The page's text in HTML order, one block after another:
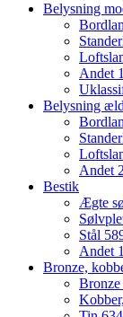
Belysning
Andet
Belysning
Andet
Bestik
Ægte
Stål
Andet
Bronze,
Bronze